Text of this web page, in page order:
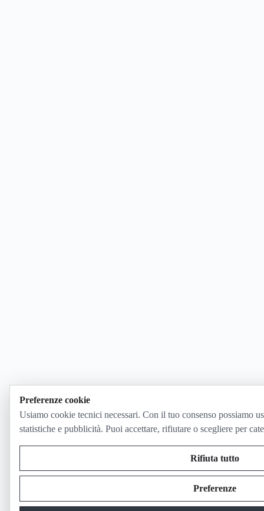
Preferenze cookie
Usiamo cookie tecnici necessari. Con il tuo consenso possiamo
statistiche e pubblicità. Puoi accettare, rifiutare o scegliere per
Rifiuta tutto
Preferenze